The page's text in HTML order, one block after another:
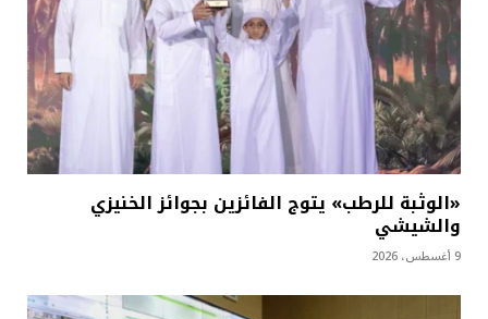
«الوثبة للرطب» يتوج الفائزين بجوائز الخنيزي
والشيشي
9 أغسطس، 2026